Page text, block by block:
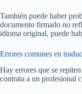
También puede haber
documento firmado no
idioma original, puede
Errores comunes en
Hay errores que se
contrata a un profesional